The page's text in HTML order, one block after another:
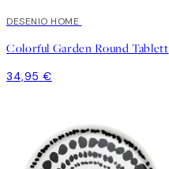
DESENIO HOME
Colorful Garden Round Tablett
34,95 €